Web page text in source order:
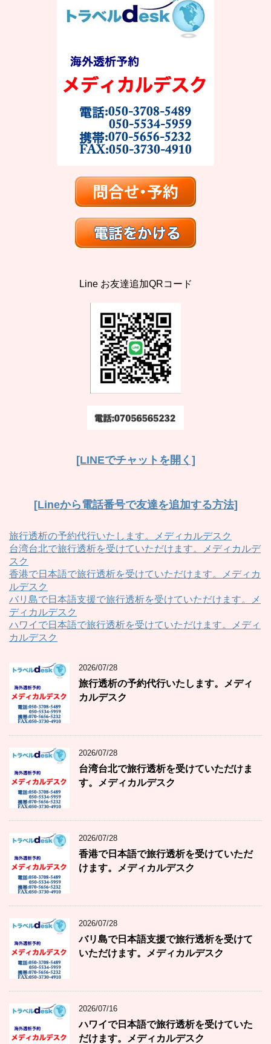
Line お友達追加QRコード
[LINEでチャットを開く]
[Lineから電話番号で友達を追加する方法]
旅行透析の予約代行いたします。メディカルデスク
台湾台北で旅行透析を受けていただけます。メディカルデ
スク
香港で日本語で旅行透析を受けていただけます。メディカ
ルデスク
バリ島で日本語支援で旅行透析を受けていただけます。メ
ディカルデスク
ハワイで日本語で旅行透析を受けていただけます。メディ
カルデスク
2026/07/28
旅行透析の予約代行いたします。メディ
カルデスク
2026/07/28
台湾台北で旅行透析を受けていただけま
す。メディカルデスク
2026/07/28
香港で日本語で旅行透析を受けていただ
けます。メディカルデスク
2026/07/28
バリ島で日本語支援で旅行透析を受けて
いただけます。メディカルデスク
2026/07/16
ハワイで日本語で旅行透析を受けていた
だけます。メディカルデスク